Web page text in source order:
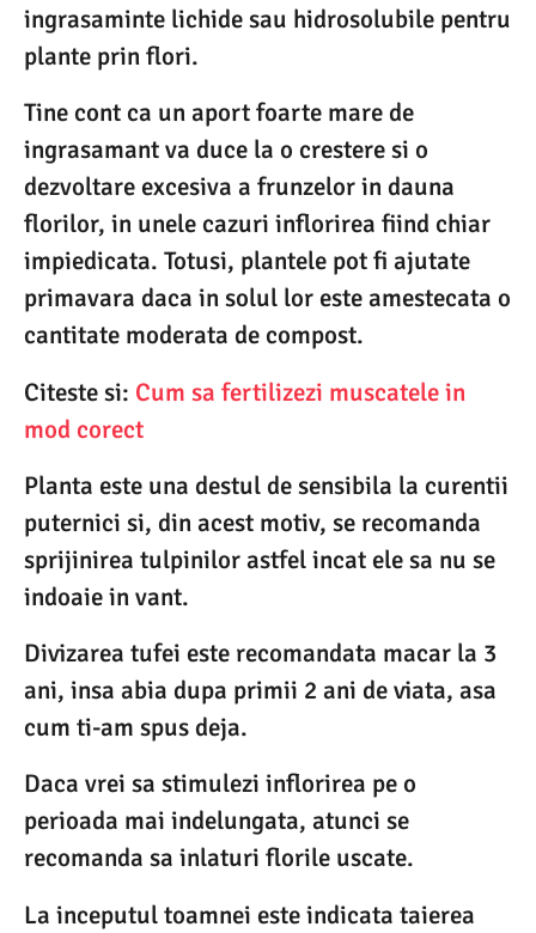
ingrasaminte lichide sau hidrosolubile pentru
plante prin flori.
Tine cont ca un aport foarte mare de
ingrasamant va duce la o crestere si o
dezvoltare excesiva a frunzelor in dauna
florilor, in unele cazuri inflorirea fiind chiar
impiedicata. Totusi, plantele pot fi ajutate
primavara daca in solul lor este amestecata o
cantitate moderata de compost.
Citeste si: Cum sa fertilizezi muscatele in
mod corect
Planta este una destul de sensibila la curentii
puternici si, din acest motiv, se recomanda
sprijinirea tulpinilor astfel incat ele sa nu se
indoaie in vant.
Divizarea tufei este recomandata macar la 3
ani, insa abia dupa primii 2 ani de viata, asa
cum ti-am spus deja.
Daca vrei sa stimulezi inflorirea pe o
perioada mai indelungata, atunci se
recomanda sa inlaturi florile uscate.
La inceputul toamnei este indicata taierea